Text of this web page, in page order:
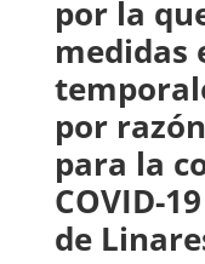
por la
medidas
por
para la
COVID-
de